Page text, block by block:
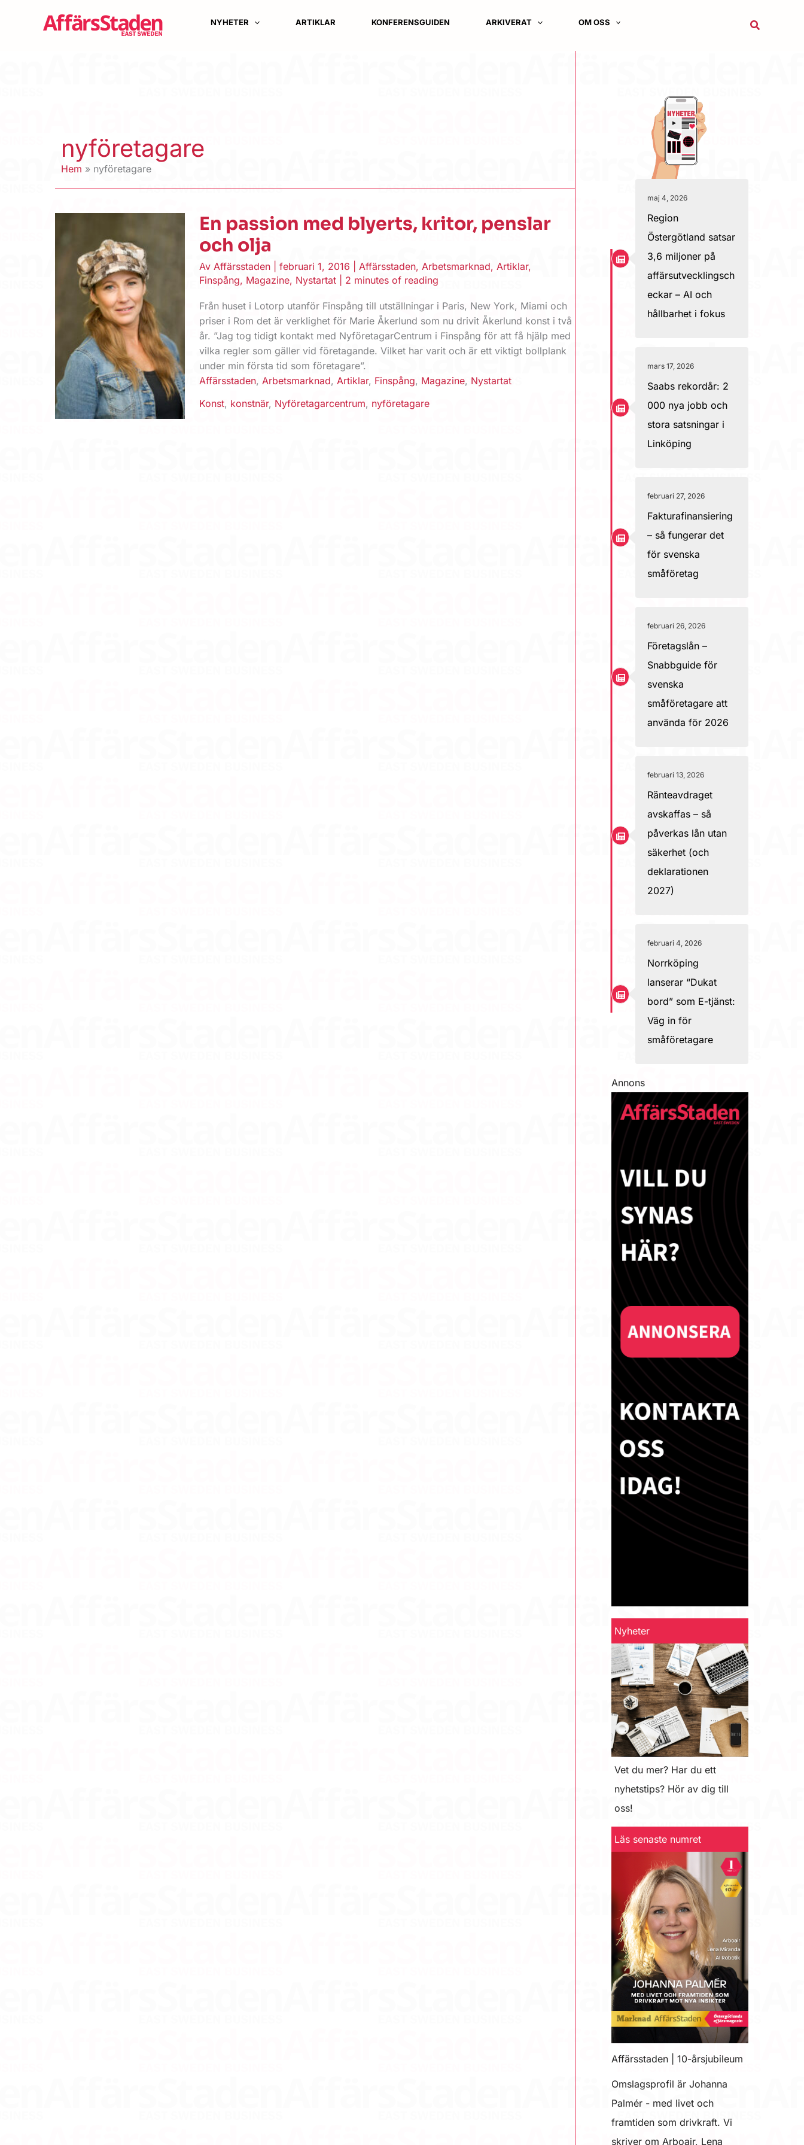
NYHETER ARTIKLAR KONFERENSGUIDEN ARKIVERAT OM OSS Sök
nyföretagare
Hem nyföretagare
En passion med blyerts, kritor, penslar
och olja
AvAffärsstaden |februari 1, 2016 |Affärsstaden,Arbetsmarknad,Artiklar,
Finspång, Magazine, Nystartat 2 minutes of reading
Från huset i Lotorp utanför Finspång till utställningar i Paris, New York, Miami och
priser i Rom det är verklighet för Marie Åkerlund som nu drivit Åkerlund konst i två
år. ”Jag tog tidigt kontakt med NyföretagarCentrum i Finspång för att få hjälp med
vilka regler som gäller vid företagande. Vilket har varit och är ett viktigt bollplank
under min första tid som företagare”.
Affärsstaden,Arbetsmarknad,Artiklar, Finspång, Magazine, Nystartat
Konst, konstnär, Nyföretagarcentrum, nyföretagare
maj 4, 2026
Region
Östergötland satsar
3,6 miljoner på
affärsutvecklingsch
eckar – AI och
hållbarhet i fokus
mars 17, 2026
Saabs rekordår: 2
000 nya jobb och
stora satsningar i
Linköping
februari 27, 2026
Fakturafinansiering
– så fungerar det
för svenska
småföretag
februari 26, 2026
Företagslån –
Snabbguide för
svenska
småföretagare att
använda för 2026
februari 13, 2026
Ränteavdraget
avskaffas – så
påverkas lån utan
säkerhet (och
deklarationen
2027)
februari 4, 2026
Norrköping
lanserar “Dukat
bord” som E-tjänst:
Väg in för
småföretagare
Annons
Nyheter
Vet du mer? Har du ett
nyhetstips? Hör av dig till
oss!
Läs senaste numret
Affärsstaden | 10-årsjubileum
Omslagsprofil är Johanna
Palmér - med livet och
framtiden som drivkraft. Vi
skriver om Arboair, Lena